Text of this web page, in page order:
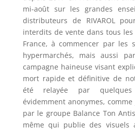
mi-août sur les grandes
distributeurs de RIVAROL
interdits de vente dans tous
France, à commencer par les
hypermarchés, mais aussi
campagne haineuse visant
mort rapide et définitive de
été relayée par
évidemment anonymes,
par le groupe Balance Ton
même qui publie des visuels